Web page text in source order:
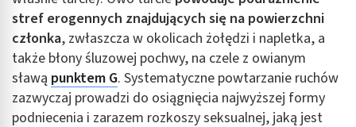
stref erogennych znajdujących się na powierzchni
członka, zwłaszcza w okolicach żołędzi i napletka, a
także błony śluzowej pochwy, na czele z owianym
sławą punktem G. Systematyczne powtarzanie ruchów
zazwyczaj prowadzi do osiągnięcia najwyższej formy
podniecenia i zarazem rozkoszy seksualnej, jaką jest